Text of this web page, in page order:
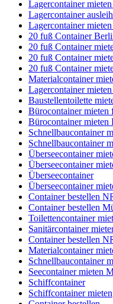
Lagercontainer
Lagercontainer
Lagercontainer mieten
20 fuß Container
20 fuß Container
20 fuß Container
20 fuß Container
Materialcontainer
Lagercontainer
Baustellentoilette
Bürocontainer
Bürocontainer mieten
Schnellbaucontainer
Schnellbaucontainer
Überseecontainer
Überseecontainer
Überseecontainer
Überseecontainer
Container bestellen
Container bestellen
Toilettencontainer
Sanitärcontainer
Container bestellen
Materialcontainer
Schnellbaucontainer
Seecontainer mieten
Schiffcontainer
Schiffcontainer mieten